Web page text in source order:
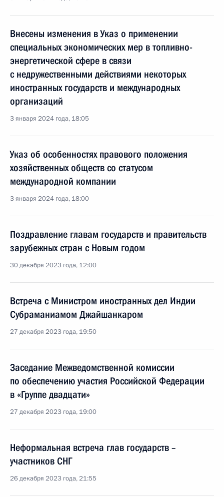
Внесены изменения в Указ о применении
специальных экономических мер в топливно-
энергетической сфере в связи
с недружественными действиями некоторых
иностранных государств и международных
организаций
3 января 2024 года, 18:05
Указ об особенностях правового положения
хозяйственных обществ со статусом
международной компании
3 января 2024 года, 18:00
Поздравление главам государств и правительств
зарубежных стран с Новым годом
30 декабря 2023 года, 12:00
Встреча с Министром иностранных дел Индии
Субраманиамом Джайшанкаром
27 декабря 2023 года, 19:50
Заседание Межведомственной комиссии
по обеспечению участия Российской Федерации
в «Группе двадцати»
27 декабря 2023 года, 19:00
Неформальная встреча глав государств –
участников СНГ
26 декабря 2023 года, 21:55